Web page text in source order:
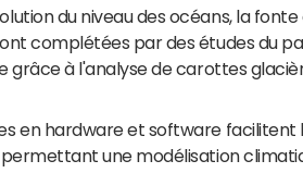
du niveau des océans, la
complétées par des études du
grâce à l'analyse de carottes
en hardware et software facilitent
permettant une modélisation